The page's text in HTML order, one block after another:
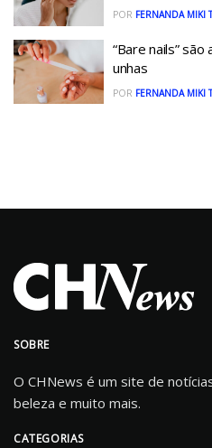
POR FERNANDA MIKI
“Bare nails” são
unhas
POR FERNANDA MIKI
SOBRE
O CHNews é um site de
beleza e muito mais.
CATEGORIAS